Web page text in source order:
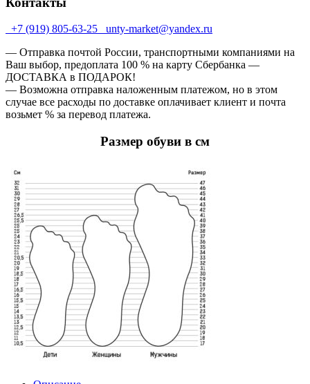
+7 (919) 805-63-25
unty-market@yandex.ru
— Отправка почтой России, транспортными компаниями на
Ваш выбор, предоплата 100 % на карту Сбербанка —
ДОСТАВКА в ПОДАРОК!
— Возможна отправка наложенным платежом, но в этом
случае все расходы по доставке оплачивает клиент и почта
возьмет % за перевод платежа.
Размер обуви в см